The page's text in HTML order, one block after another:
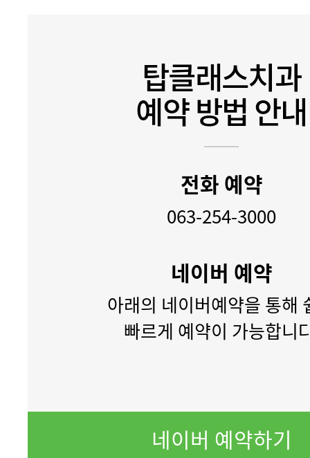
탑클래스치과
예약 방법 안내
전화 예약
063-254-3000
네이버 예약
아래의 네이버예약을 통해
빠르게 예약이 가능합니
네이버 예약하기